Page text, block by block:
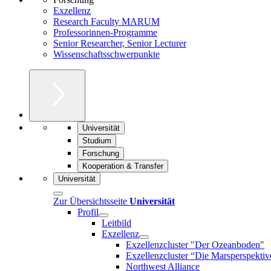
Exzellenz
Research Faculty MARUM
Professorinnen-Programme
Senior Researcher, Senior Lecturer
Wissenschaftsschwerpunkte
Universität
Studium
Forschung
Kooperation & Transfer
Universität
Zur Übersichtsseite Universität
Profil
Leitbild
Exzellenz
Exzellenzcluster "Der Ozeanboden"
Exzellenzcluster “Die
Northwest Alliance